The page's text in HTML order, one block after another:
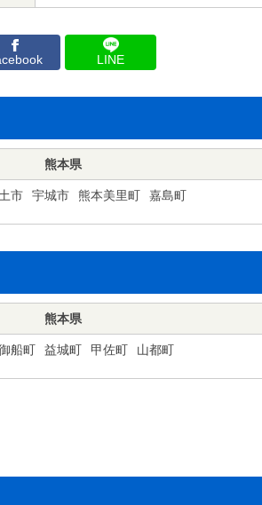
LINE
熊本県
市 宇城市 熊本美里町 嘉島町
熊本県
船町 益城町 甲佐町 山都町